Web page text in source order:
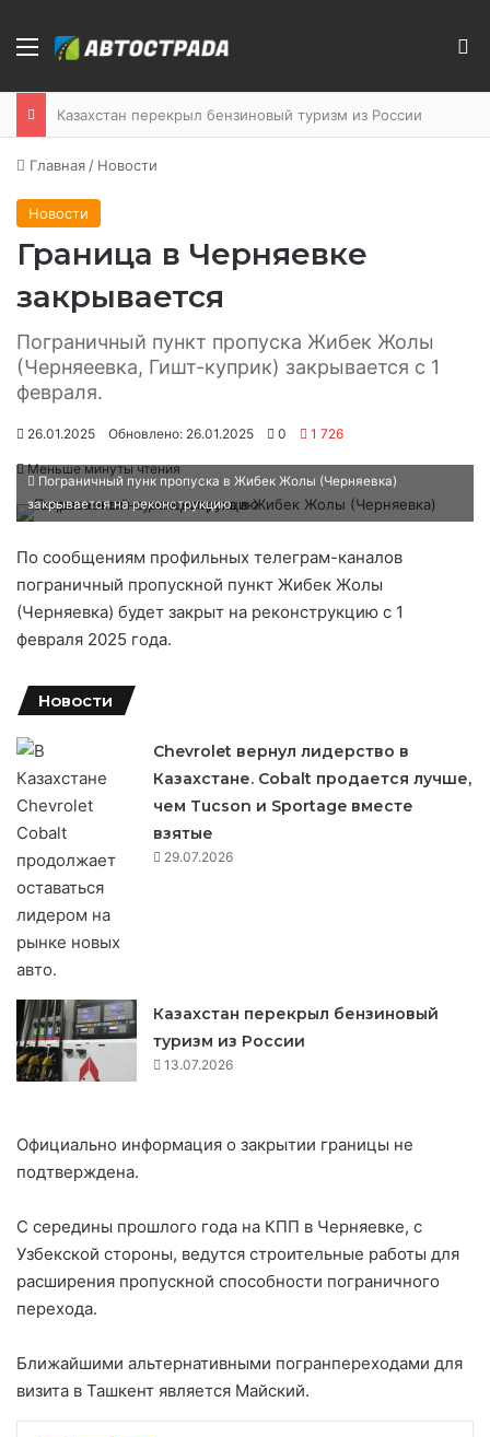
Меню
Казахстан перекрыл бензиновый туризм из России
Главная / Новости
Новости
Граница в Черняевке
закрывается
Пограничный пункт пропуска Жибек Жолы
(Черняеевка, Гишт-куприк) закрывается с 1
февраля.
26.01.2025 Обновлено: 26.01.2025 0 1 726
Меньше минуты чтения
Пограничный пунк пропуска в Жибек Жолы (Черняевка)
закрывается на реконструкцию
По сообщениям профильных телеграм-каналов
пограничный пропускной пункт Жибек Жолы
(Черняевка) будет закрыт на реконструкцию с 1
февраля 2025 года.
Новости
Chevrolet вернул лидерство в
Казахстане. Cobalt продается лучше,
чем Tucson и Sportage вместе
взятые
29.07.2026
Казахстан перекрыл бензиновый
туризм из России
13.07.2026
Официально информация о закрытии границы не
подтверждена.
С середины прошлого года на КПП в Черняевке, с
Узбекской стороны, ведутся строительные работы для
расширения пропускной способности пограничного
перехода.
Ближайшими альтернативными погранпереходами для
визита в Ташкент является Майский.